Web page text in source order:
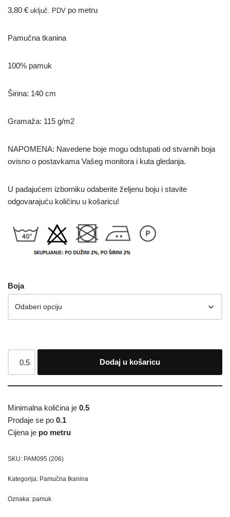
3,80 € uključ. PDV po metru
Pamučna tkanina
100% pamuk
Širina: 140 cm
Gramaža: 115 g/m2
NAPOMENA: Navedene boje mogu odstupati od stvarnih boja
ovisno o postavkama Vašeg monitora i kuta gledanja.
U padajućem izborniku odaberite željenu boju i stavite
odgovarajuću količinu u košaricu!
Boja
Dodaj u košaricu
Minimalna količina je 0.5
Prodaje se po 0.1
Cijena je po metru
SKU: PAM095 (206)
Kategorija: Pamučna tkanina
Oznaka: pamuk